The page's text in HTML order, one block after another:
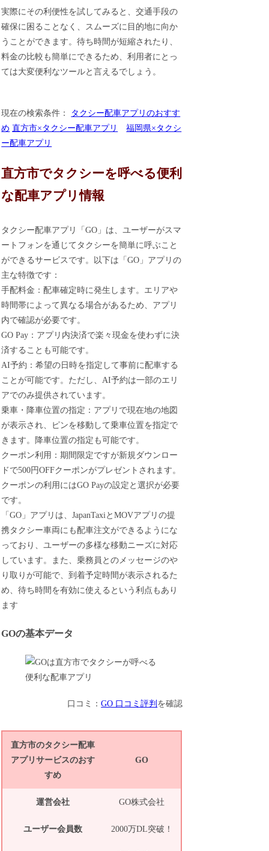
実際にその利便性を試してみると、交通手段の
確保に困ることなく、スムーズに目的地に向か
うことができます。待ち時間が短縮されたり、
料金の比較も簡単にできるため、利用者にとっ
ては大変便利なツールと言えるでしょう。
現在の検索条件：
タクシー配車アプリのおすす
め 直方市×タクシー配車アプリ
福岡県×タクシ
ー配車アプリ
直方市でタクシーを呼べる便利
な配車アプリ情報
タクシー配車アプリ「GO」は、ユーザーがスマ
ートフォンを通じてタクシーを簡単に呼ぶこと
ができるサービスです。以下は「GO」アプリの
主な特徴です：
手配料金：配車確定時に発生します。エリアや
時間帯によって異なる場合があるため、アプリ
内で確認が必要です。
GO Pay：アプリ内決済で楽々現金を使わずに決
済することも可能です。
AI予約：希望の日時を指定して事前に配車する
ことが可能です。ただし、AI予約は一部のエリ
アでのみ提供されています。
乗車・降車位置の指定：アプリで現在地の地図
が表示され、ピンを移動して乗車位置を指定で
きます。降車位置の指定も可能です。
クーポン利用：期間限定ですが新規ダウンロー
ドで500円OFFクーポンがプレゼントされます。
クーポンの利用にはGO Payの設定と選択が必要
です。
「GO」アプリは、JapanTaxiとMOVアプリの提
携タクシー車両にも配車注文ができるようにな
っており、ユーザーの多様な移動ニーズに対応
しています。また、乗務員とのメッセージのや
り取りが可能で、到着予定時間が表示されるた
め、待ち時間を有効に使えるという利点もあり
ます
GOの基本データ
口コミ：GO 口コミ評判 を確認
直方市のタクシー配車
アプリサービスのおす
すめ
GO
運営会社 GO株式会社
ユーザー会員数 2000万DL突破！